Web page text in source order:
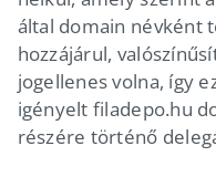
által domain névként
hozzájárul,
jogellenes volna, így
igényelt filadepo.hu
részére történő